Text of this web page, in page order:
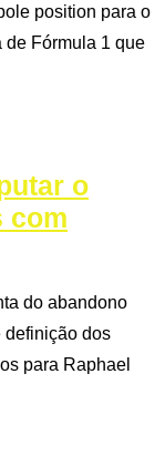
position para o
de Fórmula 1 que
o
com
do abandono
definição dos
para Raphael